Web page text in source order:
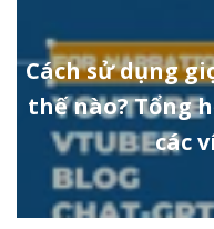
Cách sử dụng
thế nào? Tổng
các